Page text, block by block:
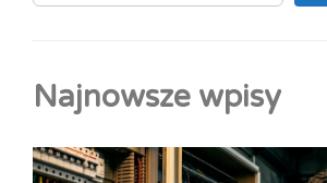
Najnowsze wpisy